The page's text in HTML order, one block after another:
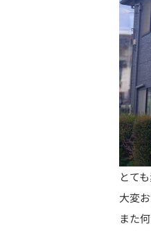
とて
大変
また